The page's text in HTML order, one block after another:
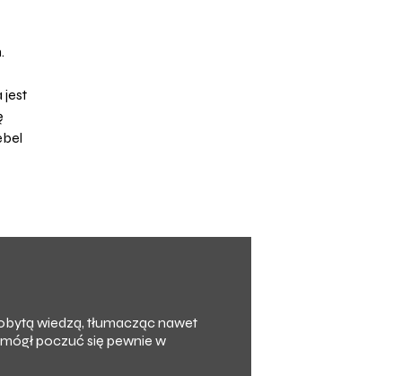
jest
wiedzą, tłumacząc nawet
poczuć się pewnie w